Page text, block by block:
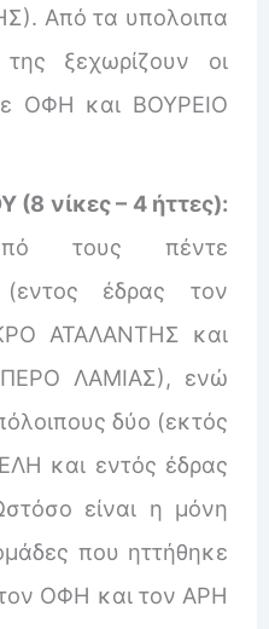
Από τα υπολοιπα
της ξεχωρίζουν οι
ΟΦΗ και ΒΟΥΡΕΙΟ
νίκες – 4 ήττες):
τους πέντε
έδρας τον
ΑΤΑΛΑΝΤΗΣ και
ΛΑΜΙΑΣ), ενώ
δύο (εκτός
και εντός έδρας
είναι η μόνη
που ηττήθηκε
ΟΦΗ και τον ΑΡΗ